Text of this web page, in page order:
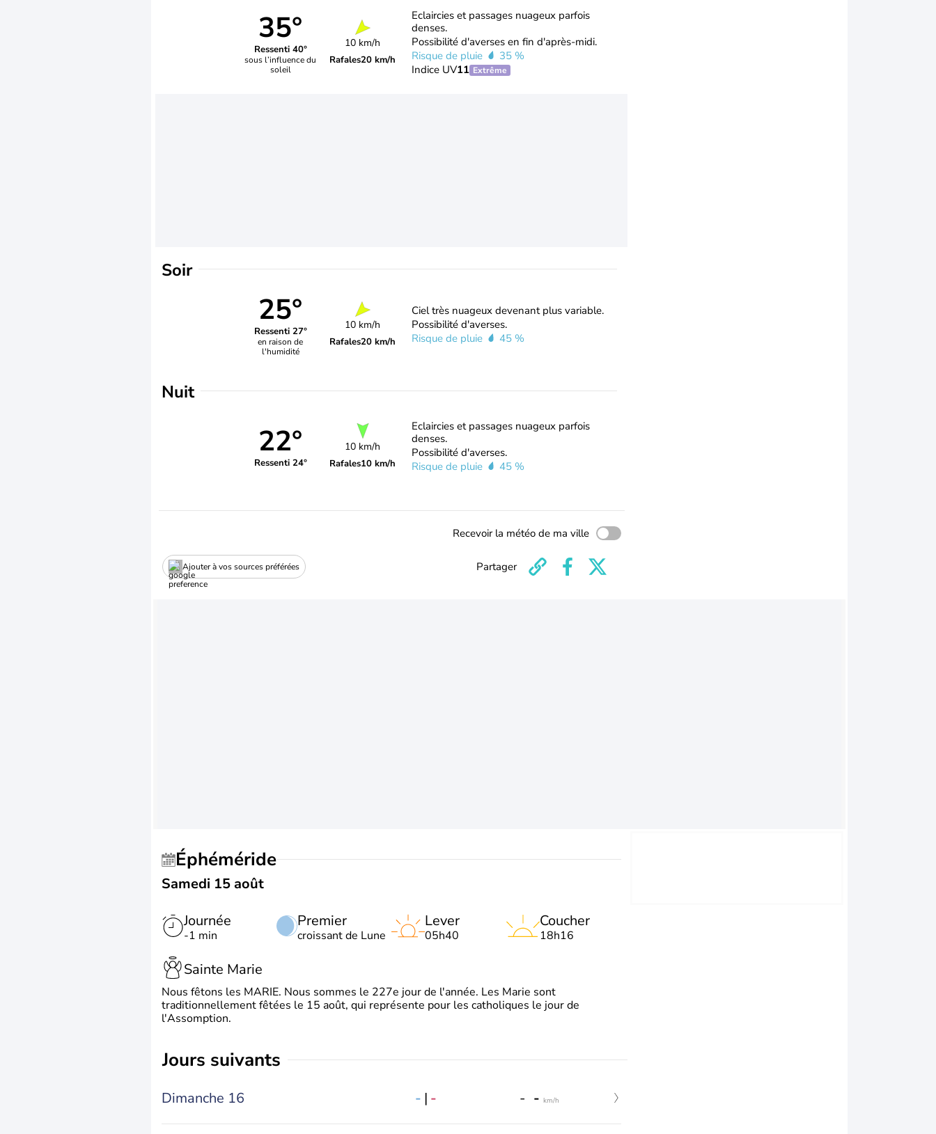
35°
Ressenti 40°
sous l’influence du
soleil
10 km/h
Rafales20 km/h
Eclaircies et passages nuageux parfois
denses.
Possibilité d'averses en fin d'après-midi.
Risque de pluie
35 %
Indice UV11 Extrême
Soir
25°
Ressenti 27°
en raison de
l'humidité
10 km/h
Rafales20 km/h
Ciel très nuageux devenant plus variable.
Possibilité d'averses.
Risque de pluie
45 %
Nuit
22°
Ressenti 24°
10 km/h
Rafales10 km/h
Eclaircies et passages nuageux parfois
denses.
Possibilité d'averses.
Risque de pluie
45 %
Recevoir la météo de ma ville
Ajouter à vos sources préférées Partager
Éphéméride
Samedi 15 août
Journée
-1 min
Premier
croissant de Lune
Lever
05h40
Coucher
18h16
Sainte Marie
Nous fêtons les MARIE. Nous sommes le 227e jour de l'année. Les Marie sont
traditionnellement fêtées le 15 août, qui représente pour les catholiques le jour de
l'Assomption.
jours suivants
Dimanche 16 - | - - - km/h